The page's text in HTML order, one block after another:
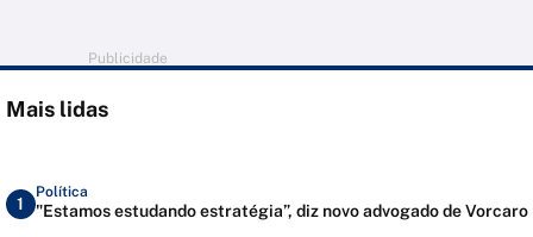
Publicidade
Mais lidas
1
Política
"Estamos estudando estratégia”, diz novo advogado de Vorcaro